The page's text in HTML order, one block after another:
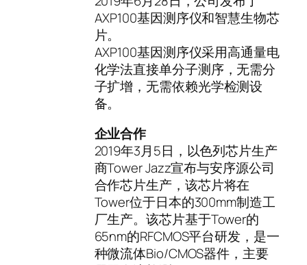
AXP100基因测序仪和智慧生物芯
片。
AXP100基因测序仪采用高通量电
化学法直接单分子测序，无需分
子扩增，无需依赖光学检测设
备。
企业合作
2019年3月5日，以色列芯片生产
商Tower Jazz宣布与安序源公司
合作芯片生产，该芯片将在
Tower位于日本的300mm制造工
厂生产。该芯片基于Tower的
65nm的RFCMOS平台研发，是一
种微流体Bio/CMOS器件，主要